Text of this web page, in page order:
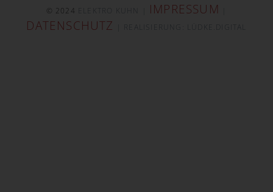
© 2024 IMPRESSUM
DATENSCHUTZ | REALISIERUNG: LÜDKE.DIGITAL